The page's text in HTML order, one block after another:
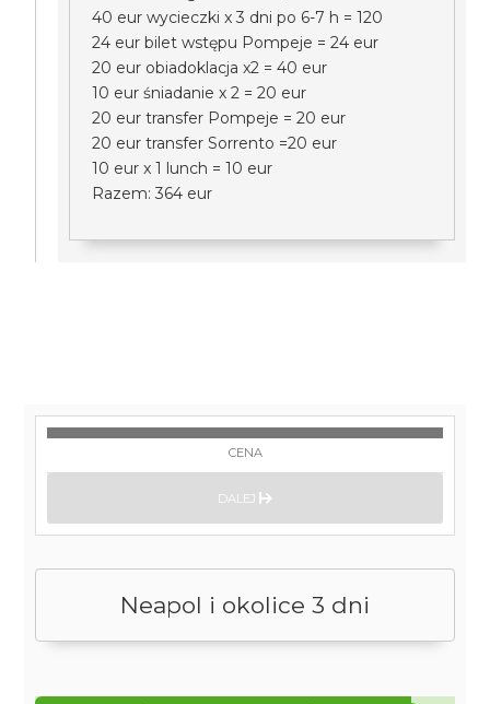
40 eur wycieczki x 3 dni po 6-7 h = 120
24 eur bilet wstępu Pompeje = 24 eur
20 eur obiadoklacja x2 = 40 eur
10 eur śniadanie x 2 = 20 eur
20 eur transfer Pompeje = 20 eur
20 eur transfer Sorrento =20 eur
10 eur x 1 lunch = 10 eur
Razem: 364 eur
Neapol i okolice 3 dni
CENA
DALEJ